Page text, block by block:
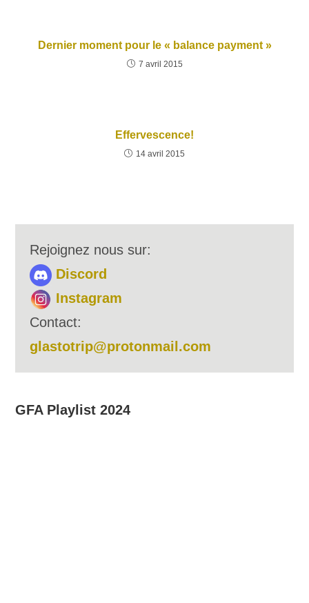
Dernier moment pour le « balance payment »
7 avril 2015
Effervescence!
14 avril 2015
Rejoignez nous sur:
Discord
Instagram
Contact:
glastotrip@protonmail.com
GFA Playlist 2024